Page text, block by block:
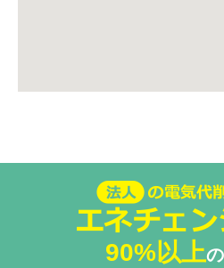
法人の電気代削減サー
ジBizなら
90%以上